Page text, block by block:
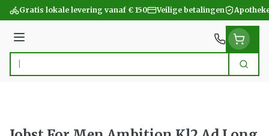
Ga naar de inhoud
Gratis lokale levering vanaf € 150 Veilige betalingen
Menu
Product, merk, categorie... Zoek